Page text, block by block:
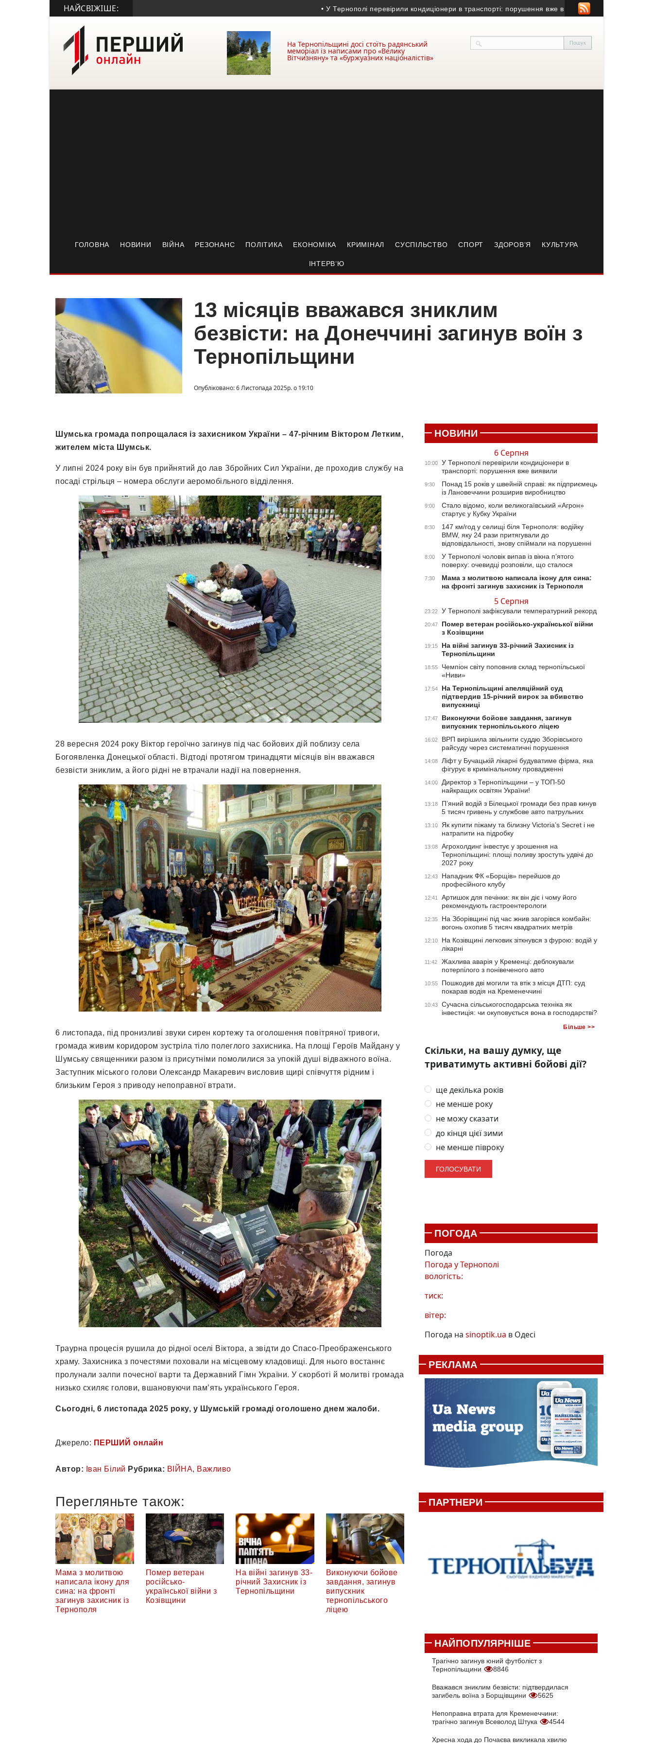
НАЙСВІЖІШЕ: • У Тернополі перевірили кондиціонери в транспорті: порушення вже виявили • Понад 15 років у
На Тернопільщині досі стоїть радянський
меморіал із написами про «Велику
Вітчизняну» та «буржуазних націоналістів»
ГОЛОВНА НОВИНИ ВІЙНА РЕЗОНАНС ПОЛІТИКА ЕКОНОМІКА КРИМІНАЛ СУСПІЛЬСТВО СПОРТ ЗДОРОВ’Я КУЛЬТУРА
ІНТЕРВ’Ю
13 місяців вважався зниклим
безвісти: на Донеччині загинув воїн з
Тернопільщини
Опубліковано: 6 Листопада 2025р. о 19:10
Шумська громада попрощалася із захисником України – 47-річним Віктором Летким,
жителем міста Шумськ.
У липні 2024 року він був прийнятий до лав Збройних Сил України, де проходив службу на
посаді стрільця – номера обслуги аеромобільного відділення.
28 вересня 2024 року Віктор героїчно загинув під час бойових дій поблизу села
Богоявленка Донецької області. Відтоді протягом тринадцяти місяців він вважався
безвісти зниклим, а його рідні не втрачали надії на повернення.
6 листопада, під пронизливі звуки сирен кортежу та оголошення повітряної тривоги,
громада живим коридором зустріла тіло полеглого захисника. На площі Героїв Майдану у
Шумську священники разом із присутніми помолилися за упокій душі відважного воїна.
Заступник міського голови Олександр Макаревич висловив щирі співчуття рідним і
близьким Героя з приводу непоправної втрати.
Траурна процесія рушила до рідної оселі Віктора, а звідти до Спасо-Преображенського
храму. Захисника з почестями поховали на місцевому кладовищі. Для нього востаннє
пролунали залпи почесної варти та Державний Гімн України. У скорботі й молитві громада
низько схиляє голови, вшановуючи пам’ять українського Героя.
Сьогодні, 6 листопада 2025 року, у Шумській громаді оголошено днем жалоби.
Джерело: ПЕРШИЙ онлайн
Автор: Іван Білий Рубрика: ВІЙНА, Важливо
Перегляньте також:
Мама з молитвою
написала ікону для
сина: на фронті
загинув захисник із
Тернополя
Помер ветеран
російсько-
української війни з
Козівщини
На війні загинув 33-
річний Захисник із
Тернопільщини
Виконуючи бойове
завдання, загинув
випускник
тернопільського
ліцею
НОВИНИ
6 Серпня
10:00
У Тернополі перевірили кондиціонери в
транспорті: порушення вже виявили
9:30
Понад 15 років у швейній справі: як підприємець
із Лановеччини розширив виробництво
9:00
Стало відомо, коли великогаївський «Агрон»
стартує у Кубку України
8:30
147 км/год у селищі біля Тернополя: водійку
BMW, яку 24 рази притягували до
відповідальності, знову спіймали на порушенні
8:00
У Тернополі чоловік випав із вікна п’ятого
поверху: очевидці розповіли, що сталося
7:30
Мама з молитвою написала ікону для сина:
на фронті загинув захисник із Тернополя
5 Серпня
23:22 У Тернополі зафіксували температурний рекорд
20:47
Помер ветеран російсько-української війни
з Козівщини
19:15
На війні загинув 33-річний Захисник із
Тернопільщини
18:55
Чемпіон світу поповнив склад тернопільської
«Ниви»
17:54
На Тернопільщині апеляційний суд
підтвердив 15-річний вирок за вбивство
випускниці
17:47
Виконуючи бойове завдання, загинув
випускник тернопільського ліцею
16:02
ВРП вирішила звільнити суддю Зборівського
райсуду через систематичні порушення
14:08
Ліфт у Бучацькій лікарні будуватиме фірма, яка
фігурує в кримінальному провадженні
14:00
Директор з Тернопільщини – у ТОП-50
найкращих освітян України!
13:18
П’яний водій з Білецької громади без прав кинув
5 тисяч гривень у службове авто патрульних
13:10
Як купити піжаму та білизну Victoria’s Secret і не
натрапити на підробку
13:08
Агрохолдинг інвестує у зрошення на
Тернопільщині: площі поливу зростуть удвічі до
2027 року
12:43
Нападник ФК «Борщів» перейшов до
професійного клубу
12:41
Артишок для печінки: як він діє і чому його
рекомендують гастроентерологи
12:35
На Зборівщині під час жнив загорівся комбайн:
вогонь охопив 5 тисяч квадратних метрів
12:10
На Козівщині легковик зіткнувся з фурою: водій у
лікарні
11:42
Жахлива аварія у Кременці: деблокували
потерпілого з понівеченого авто
10:55
Пошкодив дві могили та втік з місця ДТП: суд
покарав водія на Кременеччині
10:43
Сучасна сільськогосподарська техніка як
інвестиція: чи окуповується вона в господарстві?
Більше >>
Скільки, на вашу думку, ще
триватимуть активні бойові дії?
ще декілька років
не менше року
не можу сказати
до кінця цієї зими
не менше півроку
ПОГОДА
Погода
Погода уТернополі
вологість:
тиск:
вітер:
Погода на sinoptik.ua в Одесі
РЕКЛАМА
ПАРТНЕРИ
НАЙПОПУЛЯРНІШЕ
Трагічно загинув юний футболіст з
Тернопільщини
8846
Вважався зниклим безвісти: підтвердилася
загибель воїна з Борщівщини
5625
Непоправна втрата для Кременеччини:
трагічно загинув Всеволод Штука
4544
Хресна хода до Почаєва викликала хвилю